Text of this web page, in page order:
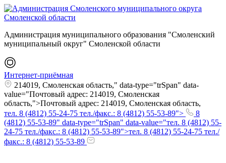
Администрация муниципального образования "Смоленский
муниципальный округ" Смоленской области
Интернет-приёмная
214019, Смоленская область," data-type="trSpan" data-
value="Почтовый адрес: 214019, Смоленская
область,">Почтовый адрес: 214019, Смоленская область,
тел. 8 (4812) 55-24-75 тел./факс.: 8 (4812) 55-53-89">
8
(4812) 55-53-89" data-type="trSpan" data-value="тел. 8 (4812) 55-
24-75 тел./факс.: 8 (4812) 55-53-89">тел. 8 (4812) 55-24-75 тел./
факс.: 8 (4812) 55-53-89